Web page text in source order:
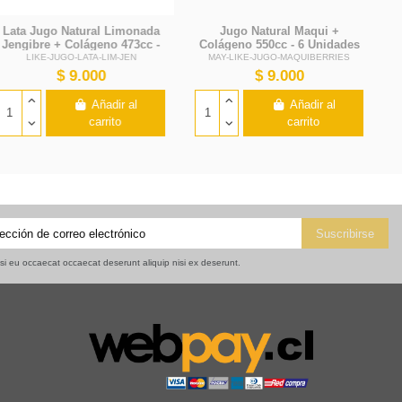
eu occaecat occaecat deserunt aliquip nisi ex deserunt.